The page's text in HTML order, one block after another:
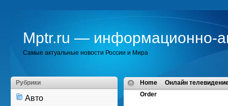
Mptr.ru — информационно-
Самые актуальные новости России и Мира
Рубрики
Авто
Home
Онлайн
Order